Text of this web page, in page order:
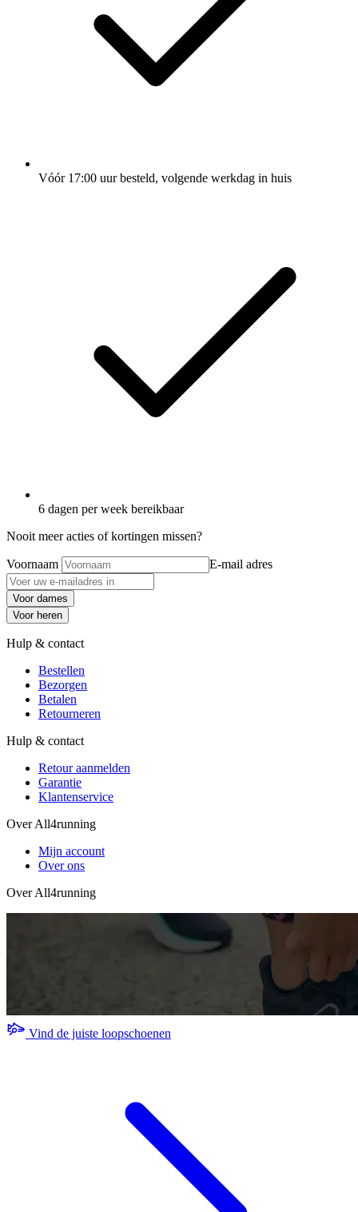
Vóór 17:00 uur besteld, volgende werkdag in huis
6 dagen per week bereikbaar
Nooit meer acties of kortingen missen?
Voornaam E-mail adres
Voor dames
Voor heren
Hulp & contact
Bestellen
Bezorgen
Betalen
Retourneren
Hulp & contact
Retour aanmelden
Garantie
Klantenservice
Over All4running
Mijn account
Over ons
Over All4running
Vind de juiste loopschoenen